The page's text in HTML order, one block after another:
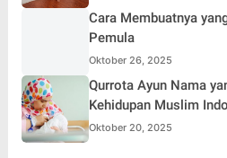
Cara Membuatnya
Pemula
Oktober 26, 2025
Qurrota Ayun Nama
Kehidupan Muslim
Oktober 20, 2025